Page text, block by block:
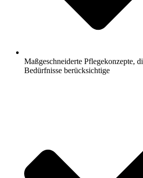
Maßgeschneiderte Pflegekonzepte,
Bedürfnisse berücksichtige